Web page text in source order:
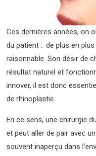
Ces dernières années, on
du patient : de plus en
raisonnable. Son désir de
résultat naturel et
innover, il est donc
de rhinoplastie.
En ce sens, une chirurgie
et peut aller de pair avec
souvent inaperçu dans